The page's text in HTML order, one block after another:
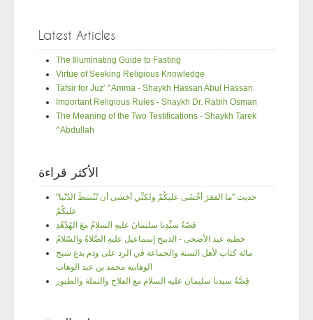
Latest Articles
The Illuminating Guide to Fasting
Virtue of Seeking Religious Knowledge
Tafsir for Juz' ^Amma - Shaykh Hassan Abul Hassan
Important Religious Rules - Shaykh Dr. Rabih Osman
The Meaning of the Two Testifications - Shaykh Tarek
^Abdullah
الأكثر قراءة
"حديث "ما الفقرَ أخْشَى عليكُمْ ولكنِّي أخشى أن تُبْسَطَ الدّنْيا
عليكُمْ
قصّةُ سيِّدِنا سليمانَ عليهِ السلامُ معَ الهُدْهُدِ
خطبة عيد الأضحى - الذبيح إسماعيل عليهِ الصَّلاةُ والسّلامُ
مائة كتاب لأهل السنة والجماعة في الرد على وذم بدع شيخ
الوهابية محمد بن عبد الوهاب
قِصَّةُ سيدنا سليمان عليه السلام مع الفلاح والنملة والطيور